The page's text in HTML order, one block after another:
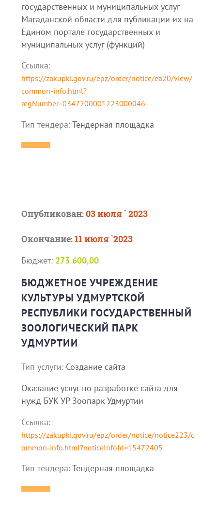
государственных и муниципальных услуг
Магаданской области для публикации их на
Едином портале государственных и
муниципальных услуг (функций)
Ссылка:
https://zakupki.gov.ru/epz/order/notice/ea20/view/
common-info.html?
regNumber=0347200001223000046
Тип тендера:Тендерная площадка
Опубликован:03 июля ` 2023
Окончание:11 июля `2023
Бюджет: 273 600,00
БЮДЖЕТНОЕ УЧРЕЖДЕНИЕ
КУЛЬТУРЫ УДМУРТСКОЙ
РЕСПУБЛИКИ ГОСУДАРСТВЕННЫЙ
ЗООЛОГИЧЕСКИЙ ПАРК
УДМУРТИИ
Тип услуги: Создание сайта
Оказание услуг по разработке сайта для
нужд БУК УР Зоопарк Удмуртии
Ссылка:
https://zakupki.gov.ru/epz/order/notice/notice223/c
ommon-info.html?noticeInfoId=15472405
Тип тендера:Тендерная площадка